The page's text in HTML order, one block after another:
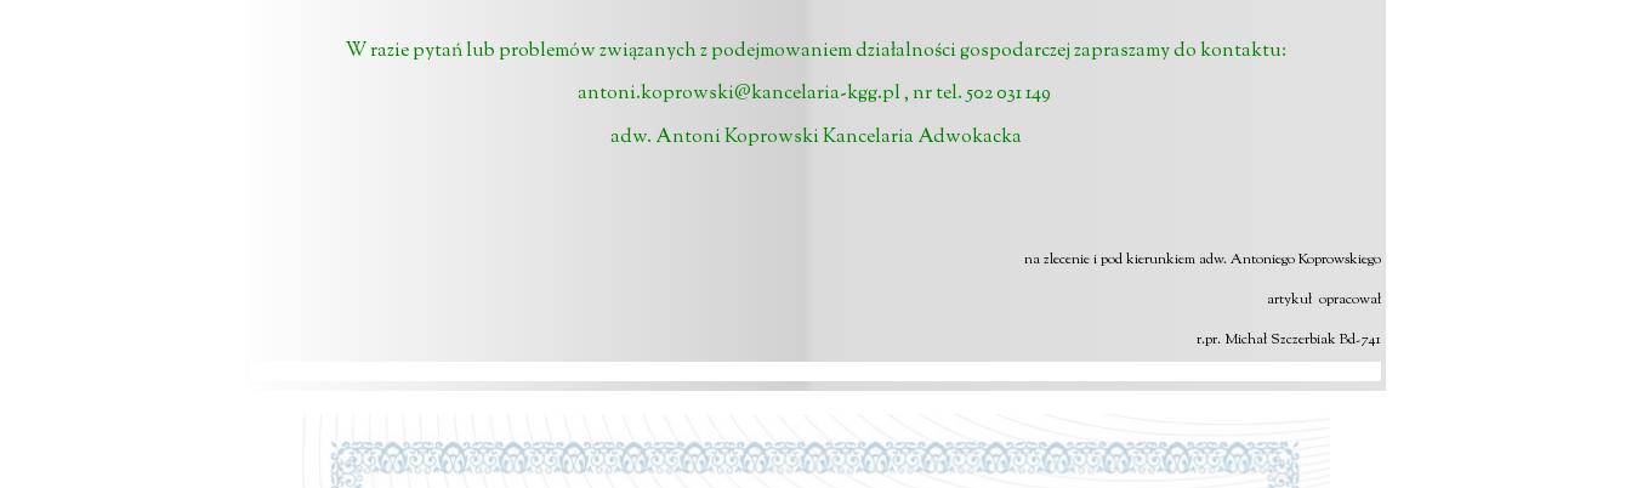
W razie pytań lub problemów związanych z podejmowaniem działalności gospodarczej zapraszamy do kontaktu:
antoni.koprowski@kancelaria-kgg.pl, nr tel. 502 031 149
adw. Antoni Koprowski Kancelaria Adwokacka
na zlecenie i pod kierunkiem adw. Antoniego Koprowskiego
artykuł opracował
r.pr. Michał Szczerbiak Bd-741